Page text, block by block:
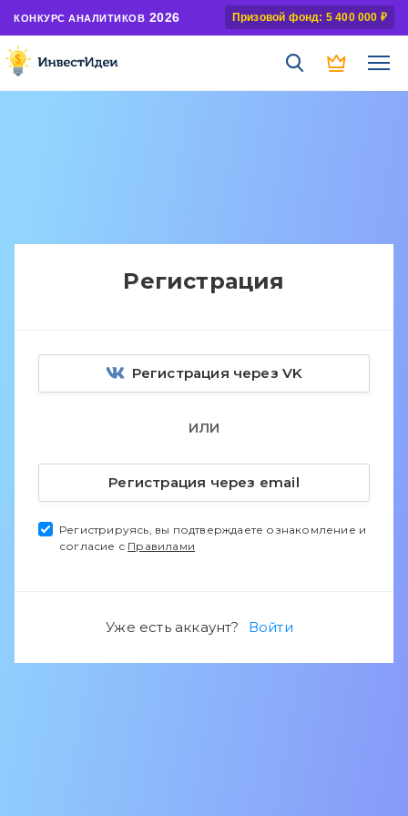
КОНКУРС АНАЛИТИКОВ 2026 Призовой фонд: 5 400 000 ₽
Регистрация
Регистрация через VK
ИЛИ
Регистрация через email
Регистрируясь, вы подтверждаете ознакомление и
согласие с Правилами
Уже есть аккаунт? Войти